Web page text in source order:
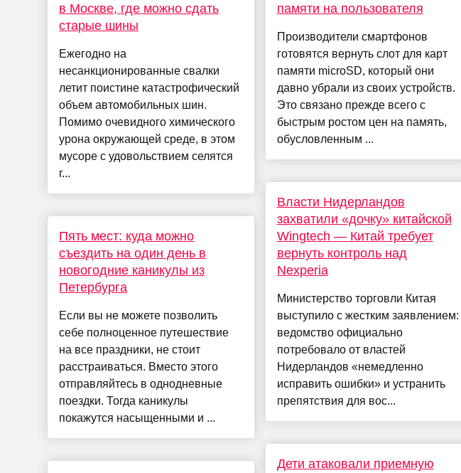
в Москве, где можно сдать
старые шины
Ежегодно на
несанкционированные свалки
летит поистине катастрофический
объем автомобильных шин.
Помимо очевидного химического
урона окружающей среде, в этом
мусоре с удовольствием селятся
г...
Пять мест: куда можно
съездить на один день в
новогодние каникулы из
Петербурга
Если вы не можете позволить
себе полноценное путешествие
на все праздники, не стоит
расстраиваться. Вместо этого
отправляйтесь в однодневные
поездки. Тогда каникулы
покажутся насыщенными и ...
памяти на пользователя
Производители смартфонов
готовятся вернуть слот для карт
памяти microSD, который они
давно убрали из своих устройств.
Это связано прежде всего с
быстрым ростом цен на память,
обусловленным ...
Власти Нидерландов
захватили «дочку» китайской
Wingtech — Китай требует
вернуть контроль над
Nexperia
Министерство торговли Китая
выступило с жестким заявлением:
ведомство официально
потребовало от властей
Нидерландов «немедленно
исправить ошибки» и устранить
препятствия для вос...
Дети атаковали приемную